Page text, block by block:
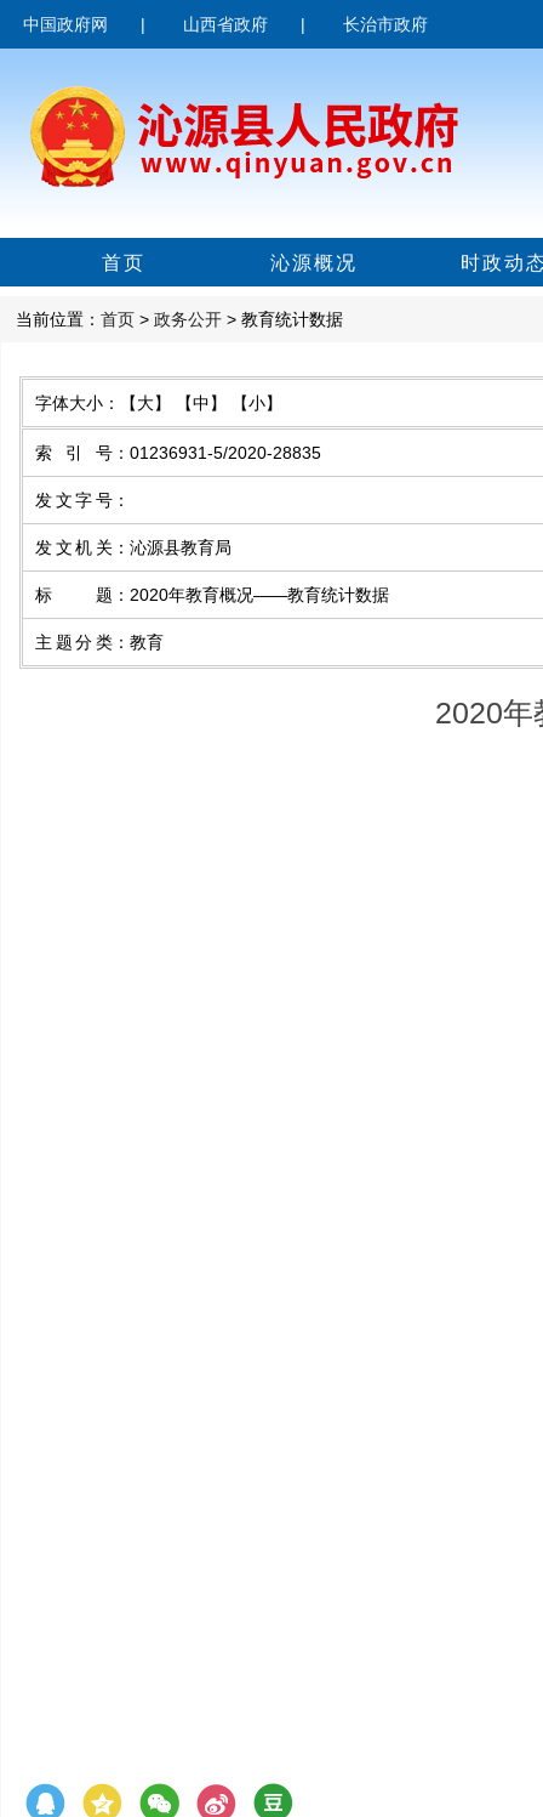
中国政府网 | 山西省政府 | 长治市政府
首页 沁源概况 时政动
当前位置： 首页 > 政务公开 > 教育统计数据
字体大小： 【大】 【中】 【小】
索引号 ： 01236931-5/2020-28835
发文字号 ：
发文机关 ： 沁源县教育局
标题 ： 2020年教育概况——教育统计数据
主题分类 ： 教育
2020